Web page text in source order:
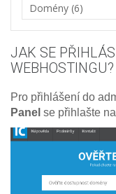
JAK SE
WEBHOSTINGU?
Pro přihlášení do
Panel se přihlašte